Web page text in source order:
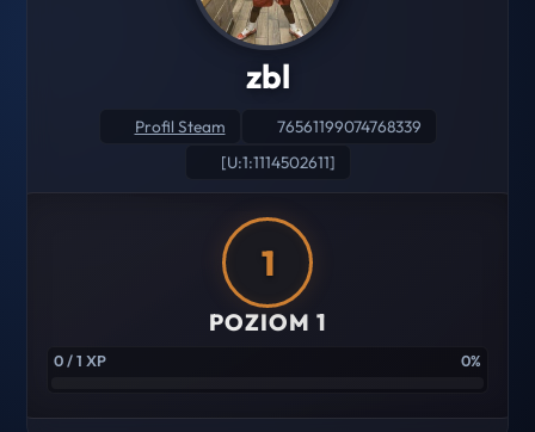
zbl
Profil Steam
76561199074768339
[U:1:1114502611]
1
POZIOM 1
0 / 1 XP 0%